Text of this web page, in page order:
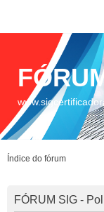
Índice do fórum
FÓRUM SIG -